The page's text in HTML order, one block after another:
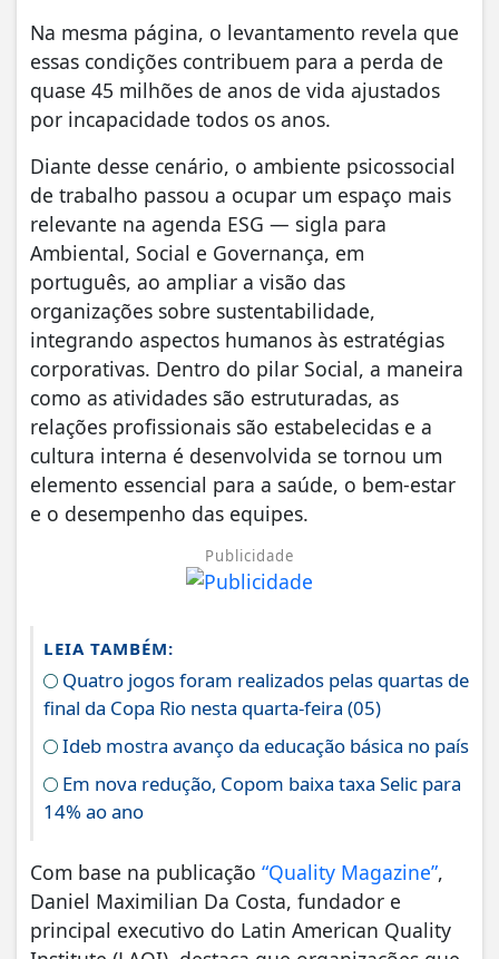
Na mesma página, o levantamento revela que
essas condições contribuem para a perda de
quase 45 milhões de anos de vida ajustados
por incapacidade todos os anos.
Diante desse cenário, o ambiente psicossocial
de trabalho passou a ocupar um espaço mais
relevante na agenda ESG — sigla para
Ambiental, Social e Governança, em
português, ao ampliar a visão das
organizações sobre sustentabilidade,
integrando aspectos humanos às estratégias
corporativas. Dentro do pilar Social, a maneira
como as atividades são estruturadas, as
relações profissionais são estabelecidas e a
cultura interna é desenvolvida se tornou um
elemento essencial para a saúde, o bem-estar
e o desempenho das equipes.
Publicidade
LEIA TAMBÉM:
Quatro jogos foram realizados pelas quartas de
final da Copa Rio nesta quarta-feira (05)
Ideb mostra avanço da educação básica no país
Em nova redução, Copom baixa taxa Selic para
14% ao ano
Com base na publicação “Quality Magazine”,
Daniel Maximilian Da Costa, fundador e
principal executivo do Latin American Quality